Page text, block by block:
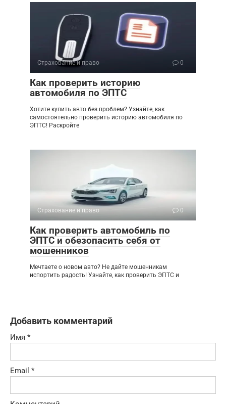
Страхование и право 0
Как проверить историю
автомобиля по ЭПТС
Хотите купить авто без проблем? Узнайте, как
самостоятельно проверить историю автомобиля по
ЭПТС! Раскройте
Страхование и право 0
Как проверить автомобиль по
ЭПТС и обезопасить себя от
мошенников
Мечтаете о новом авто? Не дайте мошенникам
испортить радость! Узнайте, как проверить ЭПТС и
Добавить комментарий
Имя *
Email *